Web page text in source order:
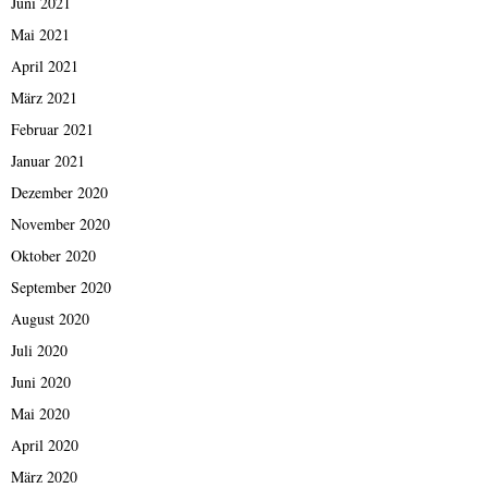
Mai 2021
April 2021
März 2021
Februar 2021
Januar 2021
Dezember 2020
November 2020
Oktober 2020
September 2020
August 2020
Juli 2020
Juni 2020
Mai 2020
April 2020
März 2020